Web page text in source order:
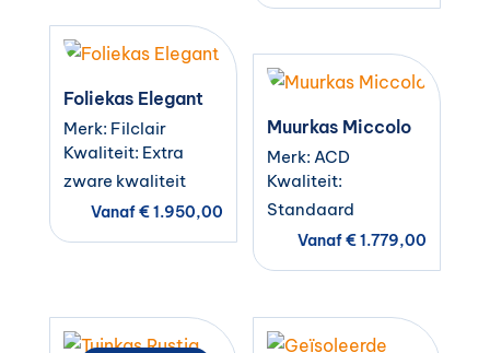
Foliekas Elegant
Merk: Filclair
Kwaliteit: Extra
zware kwaliteit
Vanaf€1.950,00
Muurkas Miccolo
Merk: ACD
Kwaliteit:
Standaard
Vanaf€1.779,00